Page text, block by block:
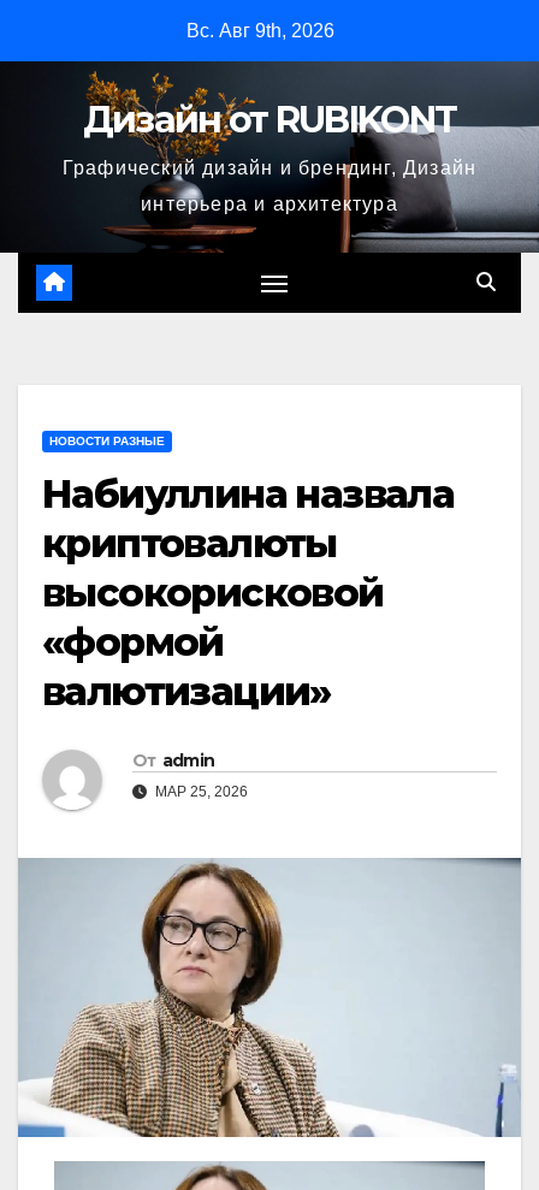
содержимому
Вс. Авг 9th, 2026
Дизайн от RUBIKONT
Графический дизайн и брендинг, Дизайн
интерьера и архитектура
НОВОСТИ РАЗНЫЕ
Набиуллина назвала
криптовалюты
высокорисковой
«формой
валютизации»
От admin
МАР 25, 2026